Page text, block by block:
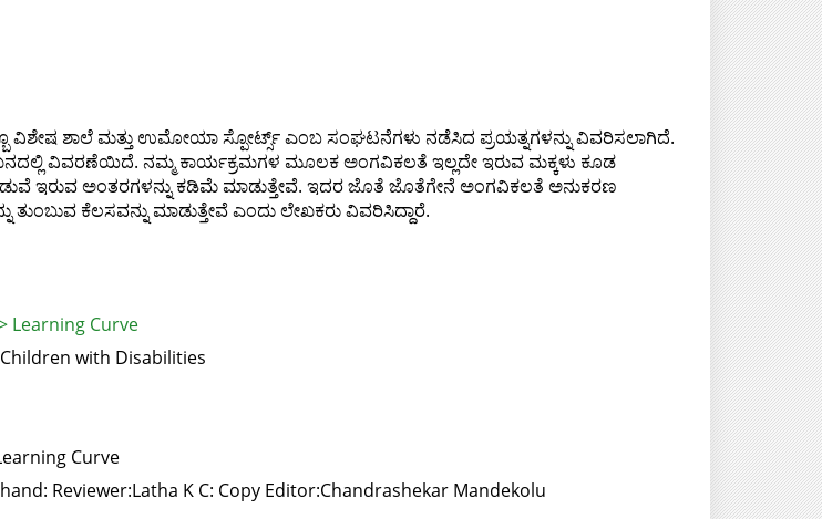
ವಿಶೇಷ ಶಾಲೆ ಮತ್ತು ಉಮೋಯಾ ಸ್ಪೋರ್ಟ್ಸ್ ಎಂಬ ಸಂಘಟನೆಗಳು ನಡೆಸಿದ ಪ್ರಯತ್ನಗಳನ್ನು ವಿವರಿಸಲಾಗಿದೆ.‌
ವಿವರಣೆಯಿದೆ. ನಮ್ಮ ಕಾರ್ಯಕ್ರಮಗಳ ಮೂಲಕ ಅಂಗವಿಕಲತೆ ಇಲ್ಲದೇ ಇರುವ ಮಕ್ಕಳು ಕೂಡ
ಇರುವ ಅಂತರಗಳನ್ನು ಕಡಿಮೆ ಮಾಡುತ್ತೇವೆ. ಇದರ ಜೊತೆ ಜೊತೆಗೇನೆ ಅಂಗವಿಕಲತೆ ಅನುಕರಣ
ಕೆಲಸವನ್ನು ಮಾಡುತ್ತೇವೆ ಎಂದು ಲೇಖಕರು ವಿವರಿಸಿದ್ದಾರೆ.
Learning Curve
with Disabilities
Curve
Reviewer:Latha K C: Copy Editor:Chandrashekar Mandekolu